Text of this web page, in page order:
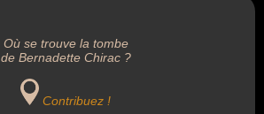
Où se trouve la tombe
de Bernadette Chirac ?
Contribuez !